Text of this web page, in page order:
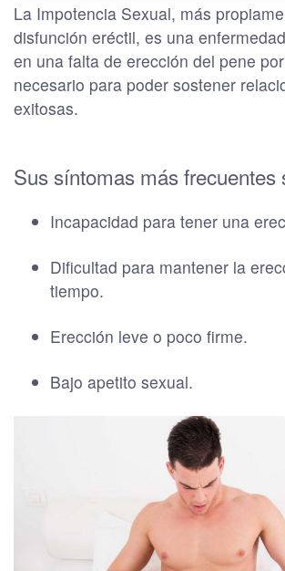
La Impotencia Sexual, más
disfunción eréctil, es una
en una falta de erección del pene
necesario para poder sostener
exitosas.
Sus síntomas más frecuentes
Incapacidad para tener una
Dificultad para mantener la
tiempo.
Erección leve o poco firme.
Bajo apetito sexual.